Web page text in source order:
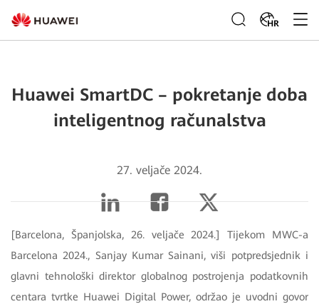
HR
Huawei SmartDC – pokretanje doba
inteligentnog računalstva
27. veljače 2024.
[Barcelona, Španjolska, 26. veljače 2024.] Tijekom MWC-a
Barcelona 2024., Sanjay Kumar Sainani, viši potpredsjednik i
glavni tehnološki direktor globalnog postrojenja podatkovnih
centara tvrtke Huawei Digital Power, održao je uvodni govor